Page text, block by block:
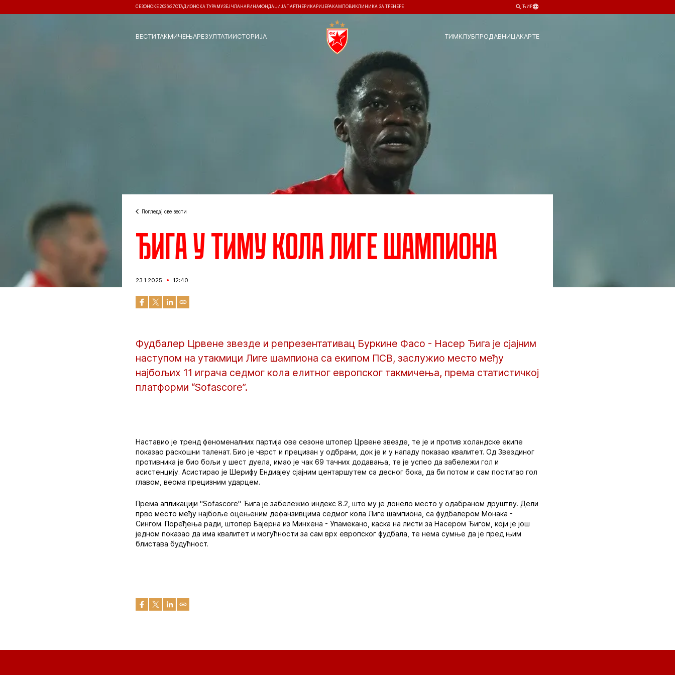
СЕЗОНСКЕ 2026/27СТАДИОНСКА ТУРА МУЗЕЈ ЧЛАНАРИНАФОНДАЦИЈА ПАРТНЕРИ КАРИЈЕРА КАМПОВИ КЛИНИКА ЗА ТРЕНЕРЕ ЋИР
ВЕСТИТАКМИЧЕЊАРЕЗУЛТАТИИСТОРИЈА ТИМКЛУБПРОДАВНИЦАКАРТЕ
Погледај све вести
Ђига у тиму кола Лиге шампиона
23.1.2025 12:40
Фудбалер Црвене звезде и репрезентативац Буркине Фасо - Насер Ђига је сјајним
наступом на утакмици Лиге шампиона са екипом ПСВ, заслужио место међу
најбољих 11 играча седмог кола елитног европског такмичења, према статистичкој
платформи “Sofascore”.
Наставио је тренд феноменалних партија ове сезоне штопер Црвене звезде, те је и против холандске екипе
показао раскошни таленат. Био је чврст и прецизан у одбрани, док је и у нападу показао квалитет. Од Звездиног
противника је био бољи у шест дуела, имао је чак 69 тачних додавања, те је успео да забележи гол и
асистенцију. Асистирао је Шерифу Ендиајеу сјајним центаршутем са десног бока, да би потом и сам постигао гол
главом, веома прецизним ударцем.
Према апликацији "Sofascore" Ђига је забележио индекс 8.2, што му је донело место у одабраном друштву. Дели
прво место међу најбоље оцењеним дефанзивцима седмог кола Лиге шампиона, са фудбалером Монака -
Сингом. Поређења ради, штопер Бајерна из Минхена - Упамекано, каска на листи за Насером Ђигом, који је још
једном показао да има квалитет и могућности за сам врх европског фудбала, те нема сумње да је пред њим
блистава будућност.